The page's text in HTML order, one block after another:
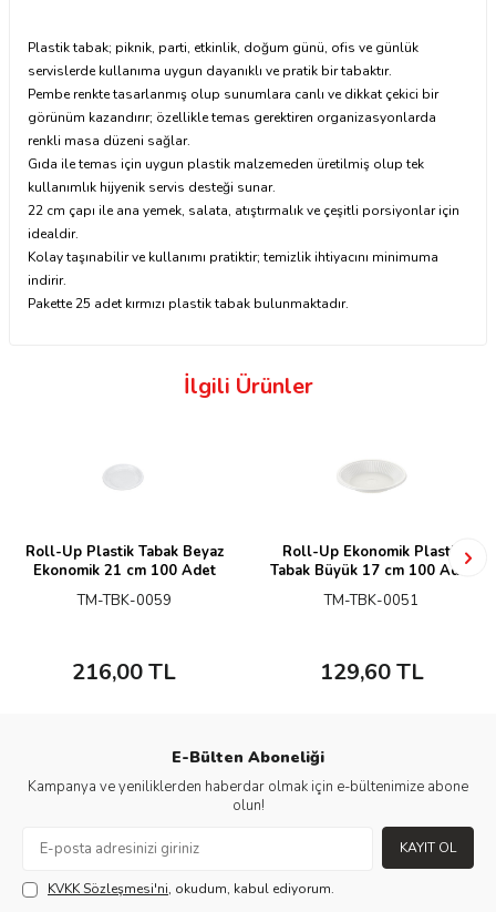
Plastik tabak; piknik, parti, etkinlik, doğum günü, ofis ve günlük
servislerde kullanıma uygun dayanıklı ve pratik bir tabaktır.
Pembe renkte tasarlanmış olup sunumlara canlı ve dikkat çekici bir
görünüm kazandırır; özellikle temas gerektiren organizasyonlarda
renkli masa düzeni sağlar.
Gıda ile temas için uygun plastik malzemeden üretilmiş olup tek
kullanımlık hijyenik servis desteği sunar.
22 cm çapı ile ana yemek, salata, atıştırmalık ve çeşitli porsiyonlar için
idealdir.
Kolay taşınabilir ve kullanımı pratiktir; temizlik ihtiyacını minimuma
indirir.
Pakette 25 adet kırmızı plastik tabak bulunmaktadır.
İlgili Ürünler
Roll-Up Plastik Tabak Beyaz
Ekonomik 21 cm 100 Adet
TM-TBK-0059
216,00TL
Roll-Up Ekonomik Plastik
Tabak Büyük 17 cm 100 Adet
TM-TBK-0051
129,60TL
E-Bülten Aboneliği
Kampanya ve yeniliklerden haberdar olmak için e-bültenimize abone
olun!
KAYIT OL
KVKK Sözleşmesi'ni, okudum, kabul ediyorum.